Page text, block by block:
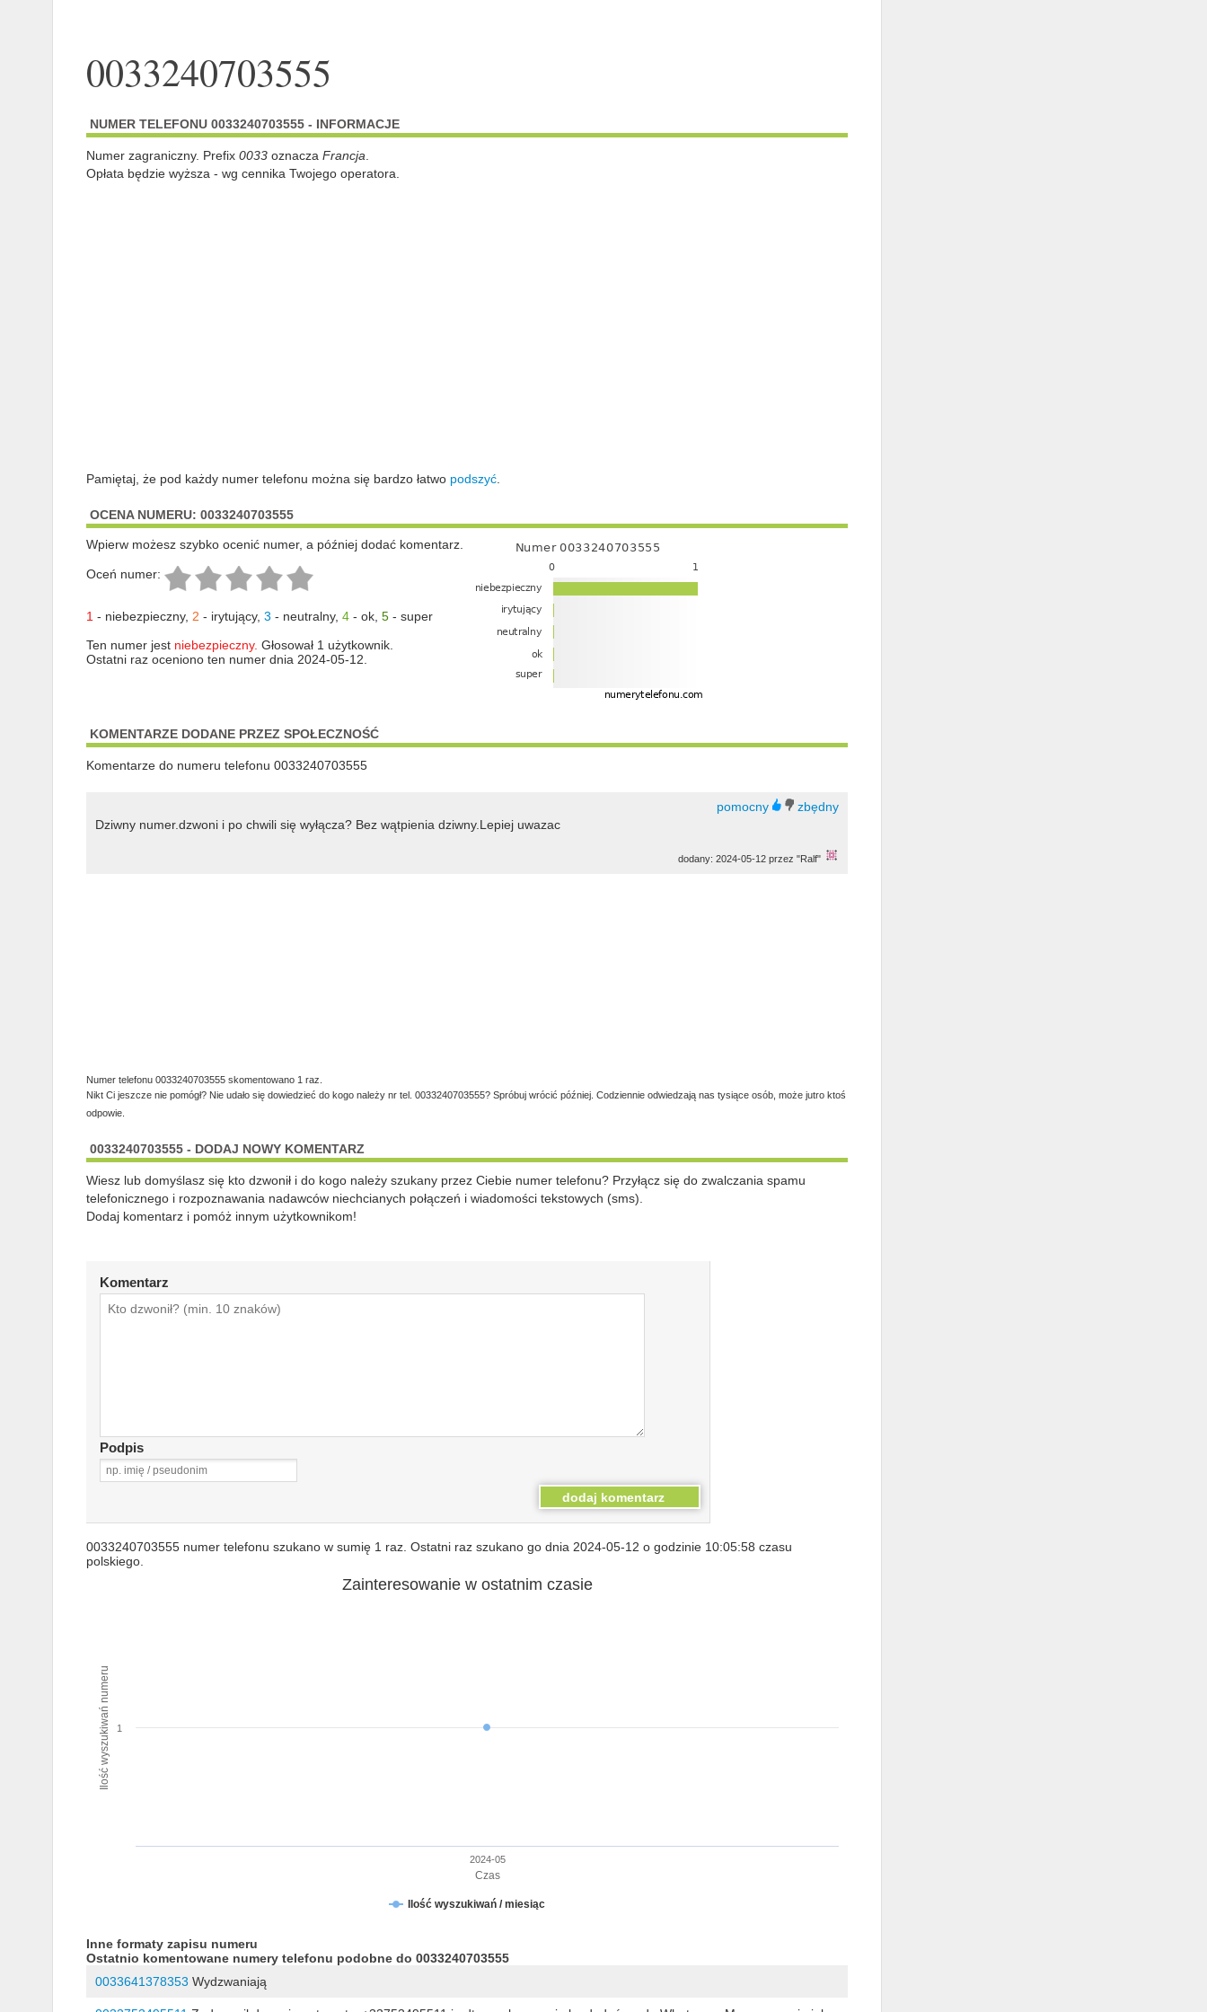
0033240703555
NUMER TELEFONU 0033240703555 - INFORMACJE
Numer zagraniczny. Prefix 0033oznacza Francja.
Opłata będzie wyższa - wg cennika Twojego operatora.
Pamiętaj, że pod każdy numer telefonu można się bardzo łatwo podszyć.
OCENA NUMERU: 0033240703555
Wpierw możesz szybko ocenić numer, a później dodać komentarz.
Oceń numer:
1- niebezpieczny, 2 - irytujący, 3 - neutralny, 4- ok, 5- super
Ten numer jest niebezpieczny. Głosował 1 użytkownik.
Ostatni raz oceniono ten numer dnia 2024-05-12.
KOMENTARZE DODANE PRZEZ SPOŁECZNOŚĆ
Komentarze do numeru telefonu 0033240703555
Dziwny numer.dzwoni i po chwili się wyłącza? Bez wątpienia dziwny.Lepiej uwazac
dodany: 2024-05-12 przez "Ralf"
Numer telefonu 0033240703555 skomentowano 1 raz.
Nikt Ci jeszcze nie pomógł? Nie udało się dowiedzieć do kogo należy nr tel. 0033240703555? Spróbuj wrócić później. Codziennie odwiedzają nas tysiące osób, może jutro ktoś
odpowie.
0033240703555 - DODAJ NOWY KOMENTARZ
Wiesz lub domyślasz się kto dzwonił i do kogo należy szukany przez Ciebie numer telefonu? Przyłącz się do zwalczania spamu
telefonicznego i rozpoznawania nadawców niechcianych połączeń i wiadomości tekstowych (sms).
Dodaj komentarz i pomóż innym użytkownikom!
Komentarz
Podpis
0033240703555 numer telefonu szukano w sumię 1 raz. Ostatni raz szukano go dnia 2024-05-12 o godzinie 10:05:58 czasu
polskiego.
Czas
Ilość wyszukiwań numeru
Zainteresowanie w ostatnim czasie
Ilość wyszukiwań / miesiąc
2024-05
1
Inne formaty zapisu numeru
Ostatnio komentowane numery telefonu podobne do 0033240703555
0033641378353 Wydzwaniają